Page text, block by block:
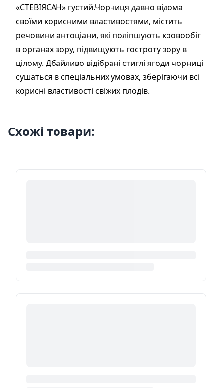
«СТЕВІЯСАН» густий.Чорниця давно відома
своїми корисними властивостями, містить
речовини антоціани, які поліпшують кровообіг
в органах зору, підвищують гостроту зору в
цілому. Дбайливо відібрані стиглі ягоди чорниці
сушаться в спеціальних умовах, зберігаючи всі
корисні властивості свіжих плодів.
Схожі товари: